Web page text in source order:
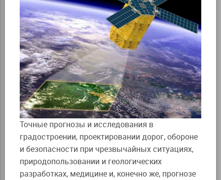
Точные прогнозы и исследования в
градостроении, проектировании дорог, обороне
и безопасности при чрезвычайных ситуациях,
природопользовании и геологических
разработках, медицине и, конечно же, прогнозе